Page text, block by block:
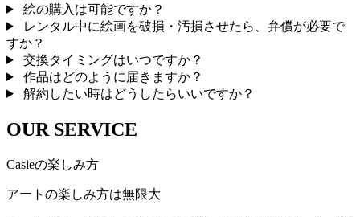
絵の購入は可能ですか？
レンタル中に絵画を破損・汚損させたら、弁償が必要で
すか？
交換タイミングはいつですか？
作品はどのように届きますか？
解約したい時はどうしたらいいですか？
OUR SERVICE
Casieの楽しみ方
アートの楽しみ方は無限大